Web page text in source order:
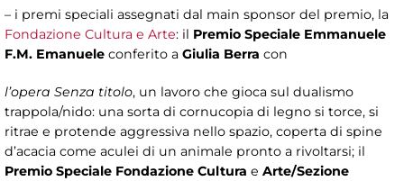
– i premi speciali assegnati dal main sponsor del premio, la
Fondazione Cultura e Arte: il Premio Speciale Emmanuele
F.M. Emanuele conferito a Giulia Berra con
l’opera Senza titolo, un lavoro che gioca sul dualismo
trappola/nido: una sorta di cornucopia di legno si torce, si
ritrae e protende aggressiva nello spazio, coperta di spine
d’acacia come aculei di un animale pronto a rivoltarsi; il
Premio Speciale Fondazione Cultura e Arte/Sezione